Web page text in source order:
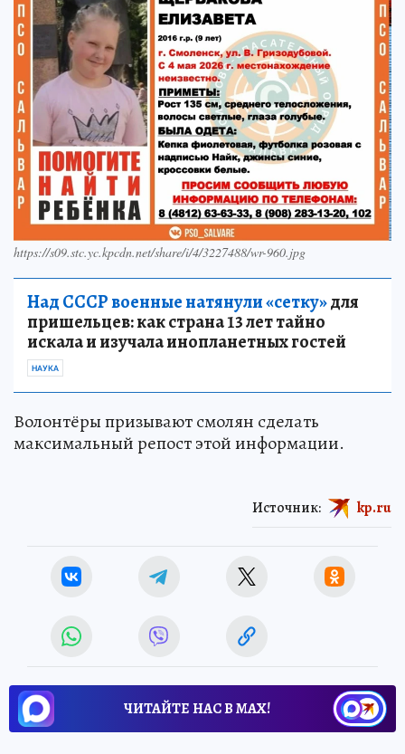
https://s09.stc.yc.kpcdn.net/share/i/4/3227488/wr-960.jpg
Над СССР военные натянули «сетку»для
пришельцев: как страна 13 лет тайно
искала и изучала инопланетных гостей
НАУКА
Волонтёры призывают смолян сделать
максимальный репост этой информации.
Источник: kp.ru
ЧИТАЙТЕ НАС В МАХ!